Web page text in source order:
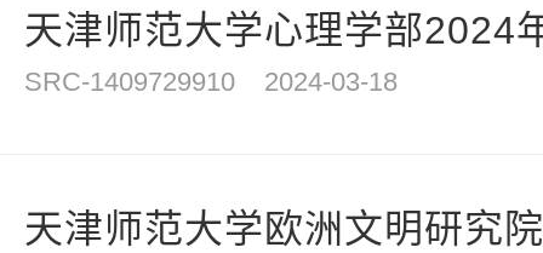
天津师范大学心理学部2024
SRC-1409729910 2024-03-18
天津师范大学欧洲文明研究